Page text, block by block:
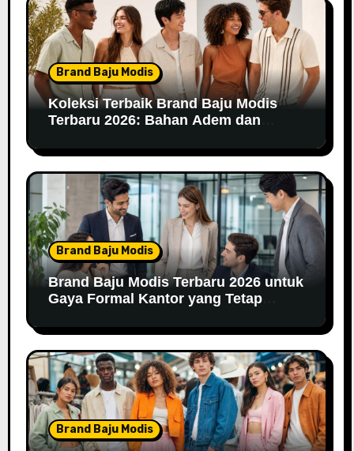
Brand Baju Modis
Koleksi Terbaik Brand Baju Modis
Terbaru 2026: Bahan Adem dan
Brand Baju Modis
Brand Baju Modis Terbaru 2026 untuk
Gaya Formal Kantor yang Tetap
Brand Baju Modis